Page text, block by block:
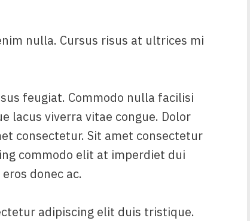
nulla. Cursus risus at ultrices mi
feugiat. Commodo nulla facilisi
lacus viverra vitae congue. Dolor
consectetur. Sit amet consectetur
commodo elit at imperdiet dui
donec ac.
adipiscing elit duis tristique.